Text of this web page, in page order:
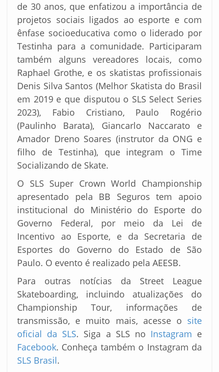
de 30 anos, que enfatizou a importância de
projetos sociais ligados ao esporte e com
ênfase socioeducativa como o liderado por
Testinha para a comunidade. Participaram
também alguns vereadores locais, como
Raphael Grothe, e os skatistas profissionais
Denis Silva Santos (Melhor Skatista do Brasil
em 2019 e que disputou o SLS Select Series
2023), Fabio Cristiano, Paulo Rogério
(Paulinho Barata), Giancarlo Naccarato e
Amador Dreno Soares (instrutor da ONG e
filho de Testinha), que integram o Time
Socializando de Skate.
O SLS Super Crown World Championship
apresentado pela BB Seguros tem apoio
institucional do Ministério do Esporte do
Governo Federal, por meio da Lei de
Incentivo ao Esporte, e da Secretaria de
Esportes do Governo do Estado de São
Paulo. O evento é realizado pela AEESB.
Para outras notícias da Street League
Skateboarding, incluindo atualizações do
Championship Tour, informações de
transmissão, e muito mais, acesse o site
oficial da SLS. Siga a SLS no Instagram e
Facebook. Conheça também o Instagram da
SLS Brasil.